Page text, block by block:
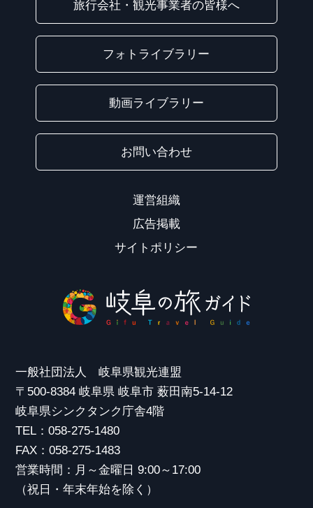
旅行会社・観光事業者の皆様へ
フォトライブラリー
動画ライブラリー
お問い合わせ
運営組織
広告掲載
サイトポリシー
一般社団法人 岐阜県観光連盟
〒500-8384 岐阜県 岐阜市 薮田南5-14-12
岐阜県シンクタンク庁舎4階
TEL：058-275-1480
FAX：058-275-1483
営業時間：月～金曜日 9:00～17:00
（祝日・年末年始を除く）